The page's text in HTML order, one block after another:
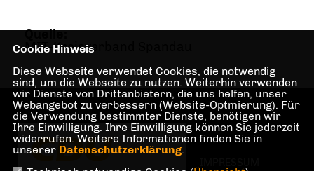
Quelle:
MIT-Kreisverband Spandau
Cookie Hinweis
Diese Webseite verwendet Cookies, die notwendig
sind, um die Webseite zu nutzen. Weiterhin verwenden
wir Dienste von Drittanbietern, die uns helfen, unser
Webangebot zu verbessern (Website-Optmierung). Für
die Verwendung bestimmter Dienste, benötigen wir
Ihre Einwilligung. Ihre Einwilligung können Sie jederzeit
widerrufen. Weitere Informationen finden Sie in
unserer Datenschutzerklärung.